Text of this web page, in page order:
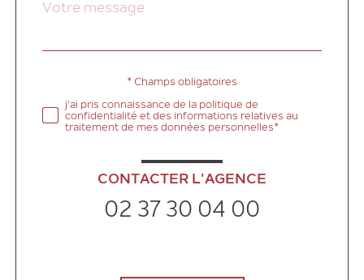
Fieldset
Message
Validation* Champs obligatoires
j'ai pris connaissance de la politique de
confidentialité et des informations relatives au
traitement de mes données personnelles*
CONTACTER L'AGENCE
02 37 30 04 00